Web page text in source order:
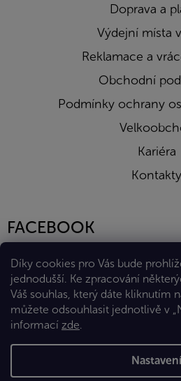
Díky cookies pro Vás bude
jednodušší. Ke zpracování
Váš souhlas, který dáte kliknutím
můžete odsouhlasit jednotlivě v
informací zde.
Nastavení
Doprava a
Výdejní místa
Reklamace a
Obchodní
Podmínky ochrany
Kariéra
Kontakty
FACEBOOK
Vytvořil